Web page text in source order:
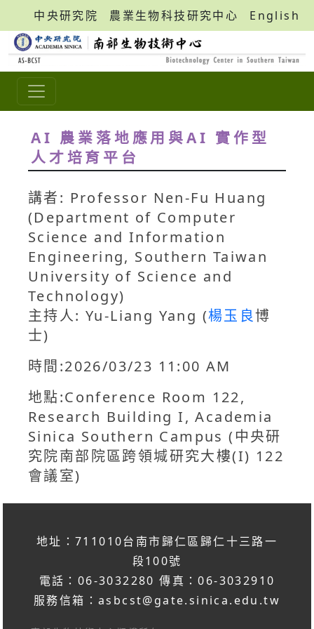
中央研究院 農業生物科技研究中心 English
AI 農業落地應用與AI 實作型
人才培育平台
講者: Professor Nen-Fu Huang
(Department of Computer
Science and Information
Engineering, Southern Taiwan
University of Science and
Technology)
主持人: Yu-Liang Yang (楊玉良博
士)
時間:2026/03/23 11:00 AM
地點:Conference Room 122,
Research Building I, Academia
Sinica Southern Campus (中央研
究院南部院區跨領堿研究大樓(I) 122
會議室)
地址：711010台南市歸仁區歸仁十三路一
段100號
電話：06-3032280 傳真：06-3032910
服務信箱： asbcst@gate.sinica.edu.tw